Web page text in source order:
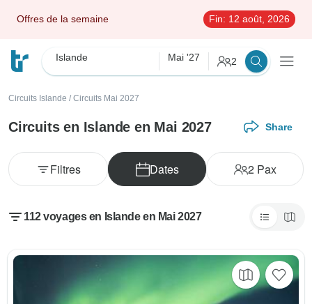
Offres de la semaine Fin: 12 août, 2026
Islande Mai '27 2
Circuits Islande / Circuits Mai 2027
Circuits en Islande en Mai 2027 Share
Dates 2Pax
Filtres
112 voyages en Islande en Mai 2027